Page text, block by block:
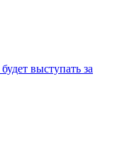
выступать за